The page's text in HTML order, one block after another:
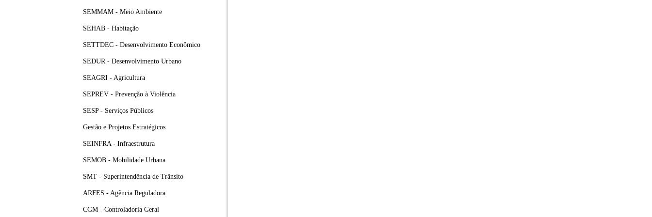
SEMMAM - Meio Ambiente
SEHAB - Habitação
SETTDEC - Desenvolvimento Econômico
SEDUR - Desenvolvimento Urbano
SEAGRI - Agricultura
SEPREV - Prevenção à Violência
SESP - Serviços Públicos
Gestão e Projetos Estratégicos
SEINFRA - Infraestrutura
SEMOB - Mobilidade Urbana
SMT - Superintendência de Trânsito
ARFES - Agência Reguladora
CGM - Controladoria Geral